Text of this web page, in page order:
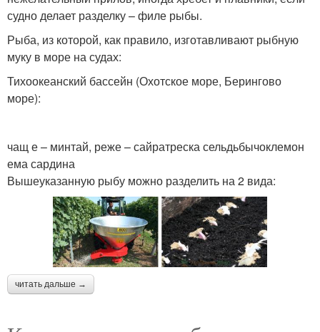
судно делает разделку – филе рыбы.
Рыба, из которой, как правило, изготавливают рыбную
муку в море на судах:
Тихоокеанский бассейн (Охотское море, Берингово
море):
чащ е – минтай, реже – сайратреска сельдьбычоклемон
ема сардина
Вышеуказанную рыбу можно разделить на 2 вида:
читать дальше →